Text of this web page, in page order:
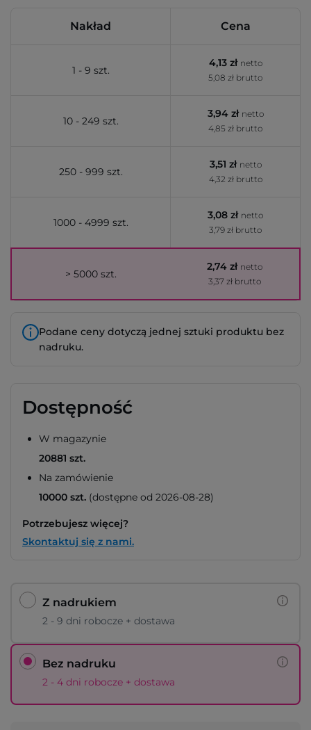
Nakład Cena
1 - 9 szt.
4,13 zł netto
5,08 zł brutto
10 - 249 szt.
3,94 zł netto
4,85 zł brutto
250 - 999 szt.
3,51 zł netto
4,32 zł brutto
1000 - 4999 szt.
3,08 zł netto
3,79 zł brutto
> 5000 szt.
2,74 zł netto
3,37 zł brutto
Podane ceny dotyczą jednej sztuki produktu bez
nadruku.
Dostępność
W magazynie
20881 szt.
Na zamówienie
10000 szt. (dostępne od 2026-08-28)
Potrzebujesz więcej?
Skontaktuj się z nami.
Z nadrukiem
2 - 9 dni robocze + dostawa
Bez nadruku
2 - 4 dni robocze + dostawa